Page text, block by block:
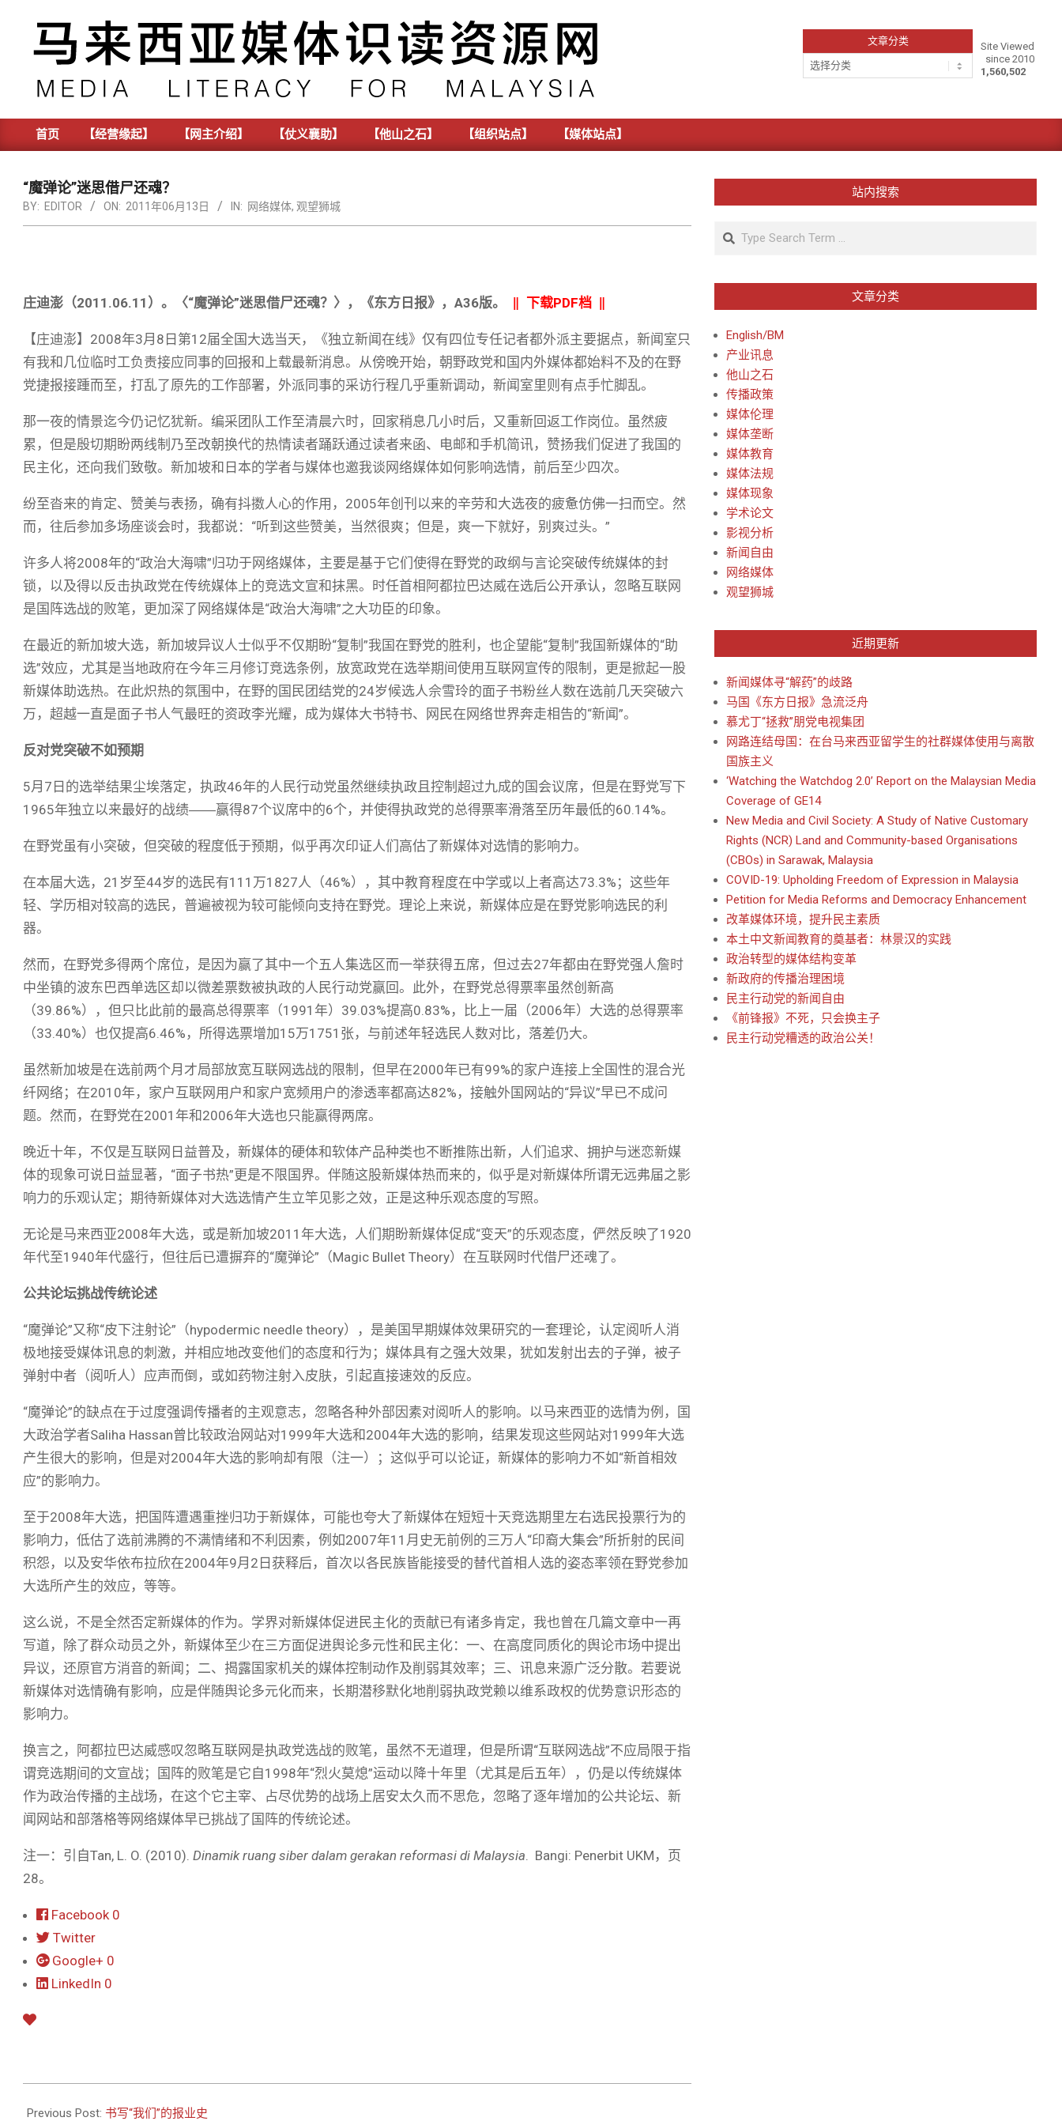
content
文章分类
文
章
Site Viewed
since 2010
1,560,502
Primary
Menu
首页 【经营缘起】 【网主介绍】 【仗义襄助】 【他山之石】 【组织站点】 【媒体站点】
“魔弹论”迷思借尸还魂？
BY: EDITOR ON: 2011年06月13日 IN: 网络媒体, 观望狮城
庄迪澎（2011.06.11）。〈“魔弹论”迷思借尸还魂？〉，《东方日报》，A36版。 ‖ 下载PDF档 ‖
【庄迪澎】2008年3月8日第12届全国大选当天，《独立新闻在线》仅有四位专任记者都外派主要据点，新闻室只
有我和几位临时工负责接应同事的回报和上载最新消息。从傍晚开始，朝野政党和国内外媒体都始料不及的在野
党捷报接踵而至，打乱了原先的工作部署，外派同事的采访行程几乎重新调动，新闻室里则有点手忙脚乱。
那一夜的情景迄今仍记忆犹新。编采团队工作至清晨六时，回家稍息几小时后，又重新回返工作岗位。虽然疲
累，但是殷切期盼两线制乃至改朝换代的热情读者踊跃通过读者来函、电邮和手机简讯，赞扬我们促进了我国的
民主化，还向我们致敬。新加坡和日本的学者与媒体也邀我谈网络媒体如何影响选情，前后至少四次。
纷至沓来的肯定、赞美与表扬，确有抖擞人心的作用，2005年创刊以来的辛劳和大选夜的疲惫仿佛一扫而空。然
而，往后参加多场座谈会时，我都说：“听到这些赞美，当然很爽；但是，爽一下就好，别爽过头。”
许多人将2008年的“政治大海啸”归功于网络媒体，主要是基于它们使得在野党的政纲与言论突破传统媒体的封
锁，以及得以反击执政党在传统媒体上的竞选文宣和抹黑。时任首相阿都拉巴达威在选后公开承认，忽略互联网
是国阵选战的败笔，更加深了网络媒体是“政治大海啸”之大功臣的印象。
在最近的新加坡大选，新加坡异议人士似乎不仅期盼“复制”我国在野党的胜利，也企望能“复制”我国新媒体的“助
选”效应，尤其是当地政府在今年三月修订竞选条例，放宽政党在选举期间使用互联网宣传的限制，更是掀起一股
新媒体助选热。在此炽热的氛围中，在野的国民团结党的24岁候选人佘雪玲的面子书粉丝人数在选前几天突破六
万，超越一直是面子书人气最旺的资政李光耀，成为媒体大书特书、网民在网络世界奔走相告的“新闻”。
反对党突破不如预期
5月7日的选举结果尘埃落定，执政46年的人民行动党虽然继续执政且控制超过九成的国会议席，但是在野党写下
1965年独立以来最好的战绩――赢得87个议席中的6个，并使得执政党的总得票率滑落至历年最低的60.14%。
在野党虽有小突破，但突破的程度低于预期，似乎再次印证人们高估了新媒体对选情的影响力。
在本届大选，21岁至44岁的选民有111万1827人（46%），其中教育程度在中学或以上者高达73.3%；这些年
轻、学历相对较高的选民，普遍被视为较可能倾向支持在野党。理论上来说，新媒体应是在野党影响选民的利
器。
然而，在野党多得两个席位，是因为赢了其中一个五人集选区而一举获得五席，但过去27年都由在野党强人詹时
中坐镇的波东巴西单选区却以微差票数被执政的人民行动党赢回。此外，在野党总得票率虽然创新高
（39.86%），但只比此前的最高总得票率（1991年）39.03%提高0.83%，比上一届（2006年）大选的总得票率
（33.40%）也仅提高6.46%，所得选票增加15万1751张，与前述年轻选民人数对比，落差仍大。
虽然新加坡是在选前两个月才局部放宽互联网选战的限制，但早在2000年已有99%的家户连接上全国性的混合光
纤网络；在2010年，家户互联网用户和家户宽频用户的渗透率都高达82%，接触外国网站的“异议”早已不成问
题。然而，在野党在2001年和2006年大选也只能赢得两席。
晚近十年，不仅是互联网日益普及，新媒体的硬体和软体产品种类也不断推陈出新，人们追求、拥护与迷恋新媒
体的现象可说日益显著，“面子书热”更是不限国界。伴随这股新媒体热而来的，似乎是对新媒体所谓无远弗届之影
响力的乐观认定；期待新媒体对大选选情产生立竿见影之效，正是这种乐观态度的写照。
无论是马来西亚2008年大选，或是新加坡2011年大选，人们期盼新媒体促成“变天”的乐观态度，俨然反映了1920
年代至1940年代盛行，但往后已遭摒弃的“魔弹论”（Magic Bullet Theory）在互联网时代借尸还魂了。
公共论坛挑战传统论述
“魔弹论”又称“皮下注射论”（hypodermic needle theory），是美国早期媒体效果研究的一套理论，认定阅听人消
极地接受媒体讯息的刺激，并相应地改变他们的态度和行为；媒体具有之强大效果，犹如发射出去的子弹，被子
弹射中者（阅听人）应声而倒，或如药物注射入皮肤，引起直接速效的反应。
“魔弹论”的缺点在于过度强调传播者的主观意志，忽略各种外部因素对阅听人的影响。以马来西亚的选情为例，国
大政治学者Saliha Hassan曾比较政治网站对1999年大选和2004年大选的影响，结果发现这些网站对1999年大选
产生很大的影响，但是对2004年大选的影响却有限（注一）；这似乎可以论证，新媒体的影响力不如“新首相效
应”的影响力。
至于2008年大选，把国阵遭遇重挫归功于新媒体，可能也夸大了新媒体在短短十天竞选期里左右选民投票行为的
影响力，低估了选前沸腾的不满情绪和不利因素，例如2007年11月史无前例的三万人“印裔大集会”所折射的民间
积怨，以及安华依布拉欣在2004年9月2日获释后，首次以各民族皆能接受的替代首相人选的姿态率领在野党参加
大选所产生的效应，等等。
这么说，不是全然否定新媒体的作为。学界对新媒体促进民主化的贡献已有诸多肯定，我也曾在几篇文章中一再
写道，除了群众动员之外，新媒体至少在三方面促进舆论多元性和民主化：一、在高度同质化的舆论市场中提出
异议，还原官方消音的新闻；二、揭露国家机关的媒体控制动作及削弱其效率；三、讯息来源广泛分散。若要说
新媒体对选情确有影响，应是伴随舆论多元化而来，长期潜移默化地削弱执政党赖以维系政权的优势意识形态的
影响力。
换言之，阿都拉巴达威感叹忽略互联网是执政党选战的败笔，虽然不无道理，但是所谓“互联网选战”不应局限于指
谓竞选期间的文宣战；国阵的败笔是它自1998年“烈火莫熄”运动以降十年里（尤其是后五年），仍是以传统媒体
作为政治传播的主战场，在这个它主宰、占尽优势的战场上居安太久而不思危，忽略了逐年增加的公共论坛、新
闻网站和部落格等网络媒体早已挑战了国阵的传统论述。
注一：引自Tan, L. O. (2010). Dinamik ruang siber dalam gerakan reformasi di Malaysia. Bangi: Penerbit UKM，页
28。
Facebook 0
Twitter
Google+ 0
LinkedIn 0
06-
Previous Post: 书写“我们”的报业史
站内搜索
Search
文章分类
English/BM
产业讯息
他山之石
传播政策
媒体伦理
媒体垄断
媒体教育
媒体法规
媒体现象
学术论文
影视分析
新闻自由
网络媒体
观望狮城
近期更新
新闻媒体寻“解药”的歧路
马国《东方日报》急流泛舟
慕尤丁“拯救”朋党电视集团
网路连结母国：在台马来西亚留学生的社群媒体使用与离散
国族主义
‘Watching the Watchdog 2.0’ Report on the Malaysian Media
Coverage of GE14
New Media and Civil Society: A Study of Native Customary
Rights (NCR) Land and Community-based Organisations
(CBOs) in Sarawak, Malaysia
COVID-19: Upholding Freedom of Expression in Malaysia
Petition for Media Reforms and Democracy Enhancement
改革媒体环境，提升民主素质
本土中文新闻教育的奠基者：林景汉的实践
政治转型的媒体结构变革
新政府的传播治理困境
民主行动党的新闻自由
《前锋报》不死，只会换主子
民主行动党糟透的政治公关！